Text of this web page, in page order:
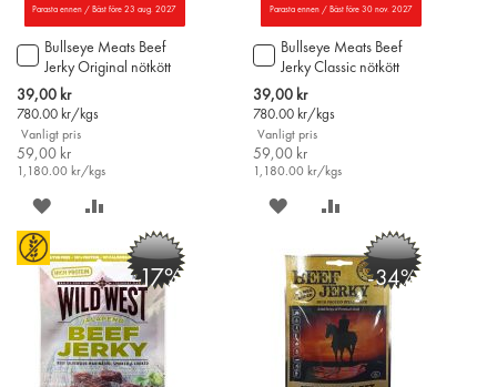
Parasta ennen / Bäst före 23 aug. 2027
Bullseye Meats Beef
Jerky Original nötkött
50g
Special
Price
39,00 kr
780.00 kr/kgs
Vanligt pris
59,00 kr
1,180.00 kr/kgs
Lägg
till
i
varukorgen
SPARA
ÖNSKELISTAN
JÄMFÖR
Parasta ennen / Bäst före 30 nov. 2027
Bullseye Meats Beef
Jerky Classic nötkött
50g
Special
Price
39,00 kr
780.00 kr/kgs
Vanligt pris
59,00 kr
1,180.00 kr/kgs
Lägg
till
i
varukorgen
SPARA
ÖNSKELISTAN
JÄMFÖR
-17% -34%